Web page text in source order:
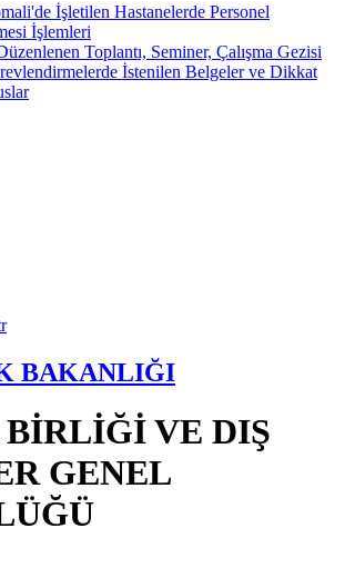
İşletilen Hastanelerde Personel
İşlemleri
Toplantı, Seminer, Çalışma Gezisi
İstenilen Belgeler ve Dikkat
BAKANLIĞI
BİRLİĞİ VE DIŞ
GENEL